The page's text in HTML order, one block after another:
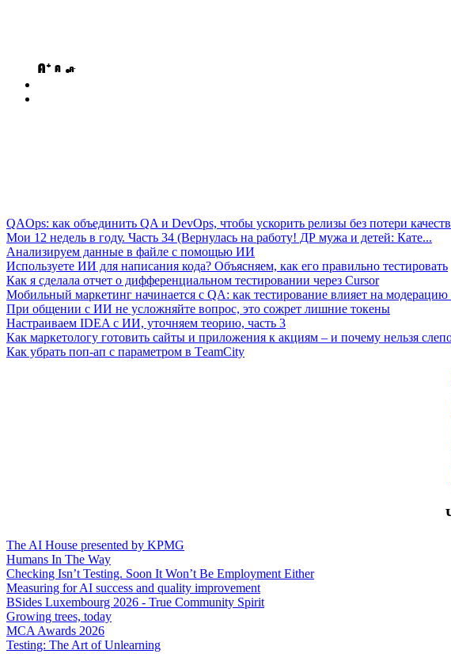
QAOps: как объединить QA и DevOps, чтобы ускорить релизы без потери
Мои 12 недель в году. Часть 34 (Вернулась на работу! ДР мужа и детей: Кате...
Анализируем данные в файле с помощью ИИ
Используете ИИ для написания кода? Объясняем, как его правильно тестировать
Как я сделала отчет о дифференциальном тестировании через Cursor
Мобильный маркетинг начинается с QA: как тестирование влияет на
При общении с ИИ не усложняйте вопрос, это сожрет лишние токены
Настраиваем IDEA с ИИ, уточняем теорию, часть 3
Как маркетологу готовить сайты и приложения к акциям – и почему нельзя
Как убрать поп-ап с параметром в ТeamСity
The AI House presented by KPMG
Humans In The Way
Checking Isn’t Testing. Soon It Won’t Be Employment Either
Measuring for AI success and quality improvement
BSides Luxembourg 2026 - True Community Spirit
Growing trees, today
MCA Awards 2026
Testing: The Art of Unlearning